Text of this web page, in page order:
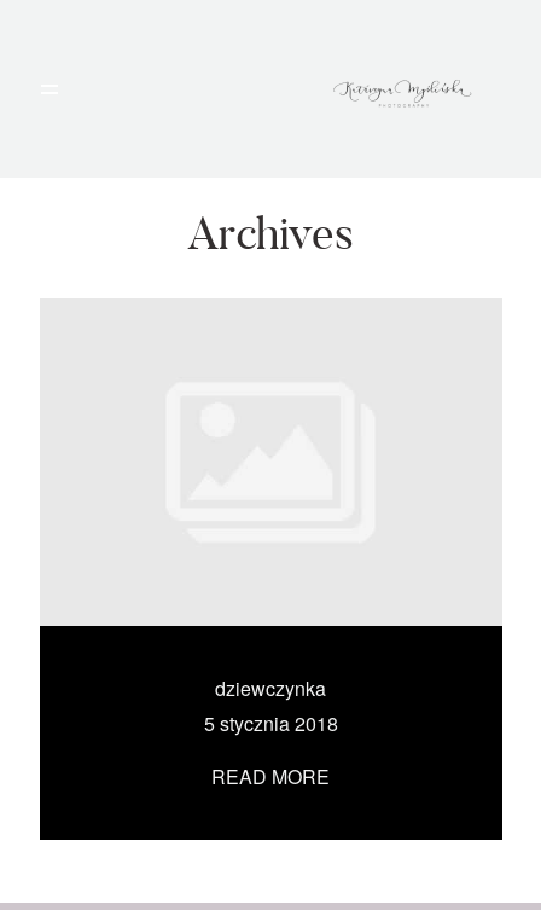
Archives
dziewczynka
5 stycznia 2018
READ MORE
PORTFOLIO
UMÓW SIĘ ZE MNĄ →